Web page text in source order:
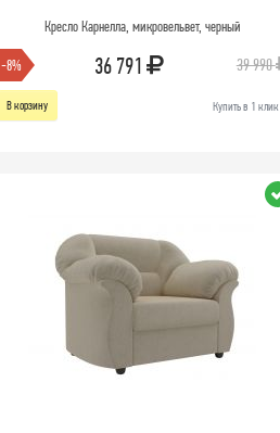
Кресло Карнелла, микровельвет, черный
-8% 36 791 39 990
В корзину Купить в 1 клик